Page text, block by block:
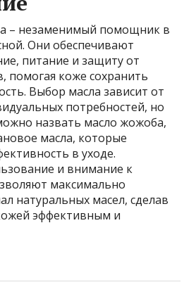
– незаменимый помощник в
Они обеспечивают
питание и защиту от
помогая коже сохранить
Выбор масла зависит от
потребностей, но
назвать масло жожоба,
масла, которые
в уходе.
и внимание к
максимально
натуральных масел, сделав
эффективным и